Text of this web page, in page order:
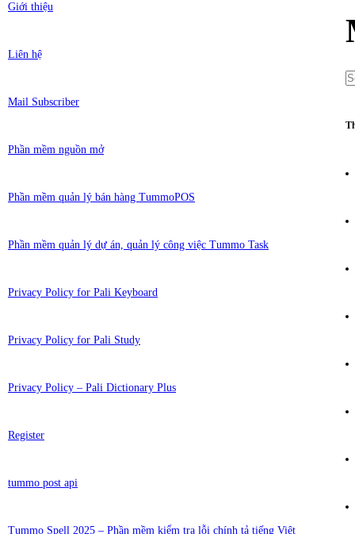
Giới thiệu
Liên hệ
Mail Subscriber
Phần mềm nguồn mở
Phần mềm quản lý bán hàng TummoPOS
Phần mềm quản lý dự án, quản lý công việc Tummo Task
Privacy Policy for Pali Keyboard
Privacy Policy for Pali Study
Privacy Policy – Pali Dictionary Plus
Register
tummo post api
Tummo Spell 2025 – Phần mềm kiểm tra lỗi chính tả tiếng Việt